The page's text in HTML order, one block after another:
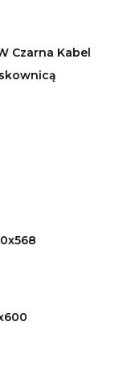
Czarna Kabel